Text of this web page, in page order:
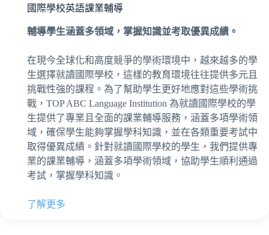
國際學校英語課業輔導
輔導學生涵蓋多領域，掌握知識並考取優異成績。
在現今全球化和高度競爭的學術環境中，越來越多的學
生選擇就讀國際學校，這樣的教育環境往往提供多元且
挑戰性強的課程。為了幫助學生更好地應對這些學術挑
戰，TOP ABC Language Institution 為就讀國際學校的學
生提供了專業且全面的課業輔導服務，涵蓋多項學術領
域，確保學生能夠掌握學科知識，並在各類重要考試中
取得優異成績。針對就讀國際學校的學生，我們提供專
業的課業輔導，涵蓋多項學術領域，協助學生順利通過
考試，掌握學科知識。
了解更多